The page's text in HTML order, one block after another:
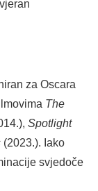
za Oscara
The
Spotlight
(2023.). Iako
svjedoče